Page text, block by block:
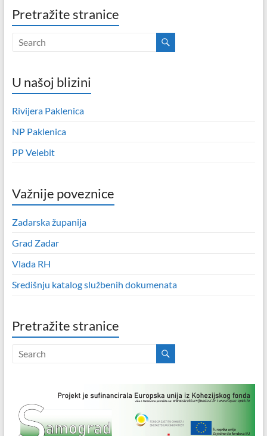
Pretražite stranice
U našoj blizini
Rivijera Paklenica
NP Paklenica
PP Velebit
Važnije poveznice
Zadarska županija
Grad Zadar
Vlada RH
Središnju katalog službenih dokumenata
Pretražite stranice